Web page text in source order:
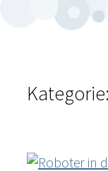
Kategorie: